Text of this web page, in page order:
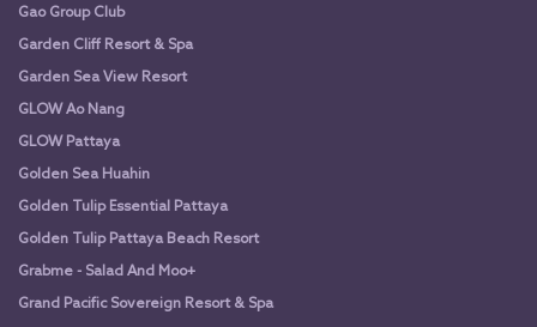
Gao Group Club
Garden Cliff Resort & Spa
Garden Sea View Resort
GLOW Ao Nang
GLOW Pattaya
Golden Sea Huahin
Golden Tulip Essential Pattaya
Golden Tulip Pattaya Beach Resort
Grabme - Salad And Moo+
Grand Pacific Sovereign Resort & Spa